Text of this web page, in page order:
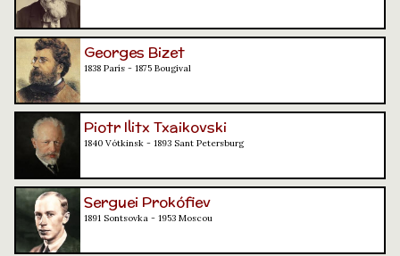
Georges Bizet
1838 París - 1875 Bougival
Piotr Ilitx Txaikovski
1840 Vótkinsk - 1893 Sant Petersburg
Serguei Prokófiev
1891 Sontsovka - 1953 Moscou